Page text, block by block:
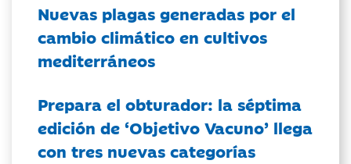
Nuevas plagas generadas por el
cambio climático en cultivos
mediterráneos
Prepara el obturador: la séptima
edición de ‘Objetivo Vacuno’ llega
con tres nuevas categorías